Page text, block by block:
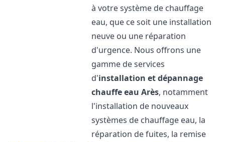
à votre système de chauffage
eau, que ce soit une installation
neuve ou une réparation
d'urgence. Nous offrons une
gamme de services
d'installation et dépannage
chauffe eau Arès, notamment
l'installation de nouveaux
systèmes de chauffage eau, la
réparation de fuites, la remise